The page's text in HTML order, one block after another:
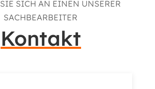
SICH AN EINEN UNSERER
SACHBEARBEITER
Kontakt